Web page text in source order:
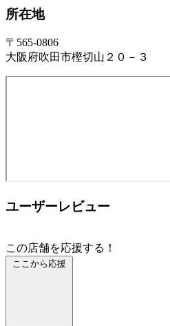
所在地
〒565-0806
大阪府吹田市樫切山２０－３
ユーザーレビュー
この店舗を応援する！
ここから応援